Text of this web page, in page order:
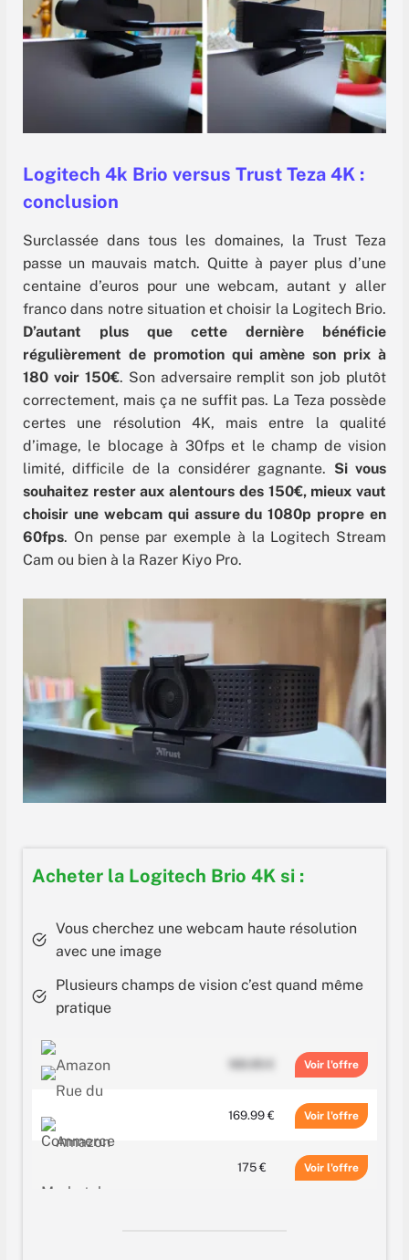
Logitech 4k Brio versus Trust Teza 4K :
conclusion
Surclassée dans tous les domaines, la Trust Teza
passe un mauvais match. Quitte à payer plus d’une
centaine d’euros pour une webcam, autant y aller
franco dans notre situation et choisir la Logitech Brio.
D’autant plus que cette dernière bénéficie
régulièrement de promotion qui amène son prix à
180 voir 150€. Son adversaire remplit son job plutôt
correctement, mais ça ne suffit pas. La Teza possède
certes une résolution 4K, mais entre la qualité
d’image, le blocage à 30fps et le champ de vision
limité, difficile de la considérer gagnante. Si vous
souhaitez rester aux alentours des 150€, mieux vaut
choisir une webcam qui assure du 1080p propre en
60fps. On pense par exemple à la Logitech Stream
Cam ou bien à la Razer Kiyo Pro.
Acheter la Logitech Brio 4K si :
Vous cherchez une webcam haute résolution
avec une image
Plusieurs champs de vision c’est quand même
pratique
Voir
169.99 € Voir
175 € Voir